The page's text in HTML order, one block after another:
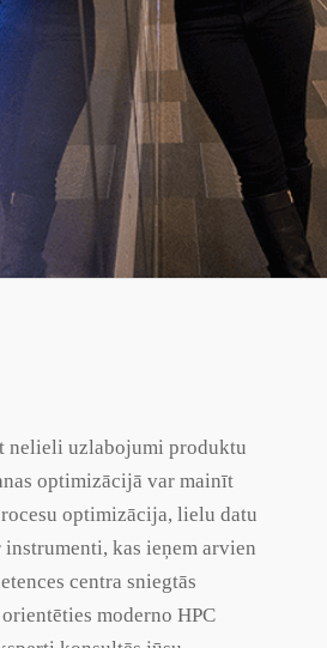
nelieli uzlabojumi produktu
optimizācijā var mainīt
optimizācija, lielu datu
instrumenti, kas ieņem arvien
centra sniegtās
moderno HPC